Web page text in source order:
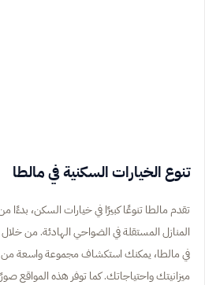
تنوع الخيارات السكنية في مالطا
تقدم مالطا تنوعًا كبيرًا في خيارات السكن، بدءًا
المنازل المستقلة في الضواحي الهادئة. من
في مالطا، يمكنك استكشاف مجموعة واسعة من
ميزانيتك واحتياجاتك. كما توفر هذه المواقع